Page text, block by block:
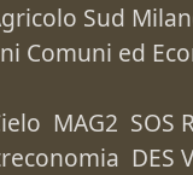
Sud
Comuni ed
MAG2 SOS
DES